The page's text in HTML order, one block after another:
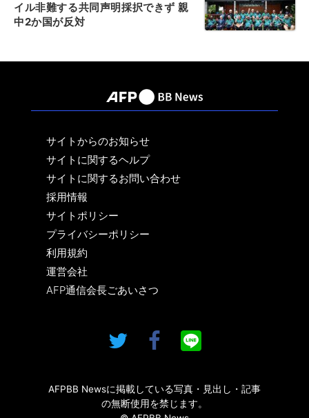
イル非難する共同声明採択できず 親
中2か国が反対
サイトからのお知らせ
サイトに関するヘルプ
サイトに関するお問い合わせ
採用情報
サイトポリシー
プライバシーポリシー
利用規約
運営会社
AFP通信会長ごあいさつ
AFPBB Newsに掲載している写真・見出し・記事
の無断使用を禁じます。